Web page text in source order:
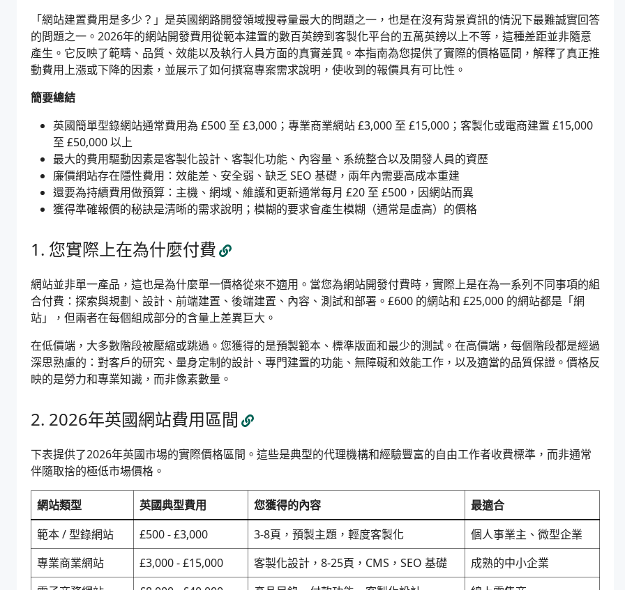
「網站建置費用是多少？」是英國網路開發領域搜尋量最大的問題之一，也是在沒有背景資訊的情況下最難誠實回答
的問題之一。2026年的網站開發費用從範本建置的數百英鎊到客製化平台的五萬英鎊以上不等，這種差距並非隨意
產生。它反映了範疇、品質、效能以及執行人員方面的真實差異。本指南為您提供了實際的價格區間，解釋了真正推
動費用上漲或下降的因素，並展示了如何撰寫專案需求說明，使收到的報價具有可比性。
簡要總結
英國簡單型錄網站通常費用為 £500 至 £3,000；專業商業網站 £3,000 至 £15,000；客製化或電商建置 £15,000
至 £50,000 以上
最大的費用驅動因素是客製化設計、客製化功能、內容量、系統整合以及開發人員的資歷
廉價網站存在隱性費用：效能差、安全弱、缺乏 SEO 基礎，兩年內需要高成本重建
還要為持續費用做預算：主機、網域、維護和更新通常每月 £20 至 £500，因網站而異
獲得準確報價的秘訣是清晰的需求說明；模糊的要求會產生模糊（通常是虛高）的價格
您實際上在為什麼付費
網站並非單一產品，這也是為什麼單一價格從來不適用。當您為網站開發付費時，實際上是在為一系列不同事項的組
合付費：探索與規劃、設計、前端建置、後端建置、內容、測試和部署。£600 的網站和 £25,000 的網站都是「網
站」，但兩者在每個組成部分的含量上差異巨大。
在低價端，大多數階段被壓縮或跳過。您獲得的是預製範本、標準版面和最少的測試。在高價端，每個階段都是經過
深思熟慮的：對客戶的研究、量身定制的設計、專門建置的功能、無障礙和效能工作，以及適當的品質保證。價格反
映的是勞力和專業知識，而非像素數量。
2026年英國網站費用區間
下表提供了2026年英國市場的實際價格區間。這些是典型的代理機構和經驗豐富的自由工作者收費標準，而非通常
伴隨取捨的極低市場價格。
網站類型 英國典型費用 您獲得的內容
最適合
範本 / 型錄網站
£500 - £3,000 3-8頁，預製主題，輕度客製化
個人事業主、微型企業
專業商業網站
£3,000 - £15,000 客製化設計，8-25頁，CMS，SEO 基礎
成熟的中小企業